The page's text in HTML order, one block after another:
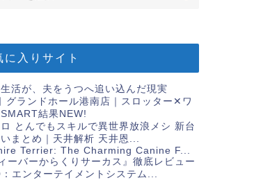
に入りサイト
活が、夫をうつへ追い込んだ現実
グランドホール港南店｜スロッター✕ワ
結果 NEW!
とんでもスキルで異世界放浪メシ 新台
まとめ｜天井解析 天井恩...
Terrier: The Charming Canine F...
ーバーからくりサーカス』徹底レビュー
：エンターテイメントシステム...